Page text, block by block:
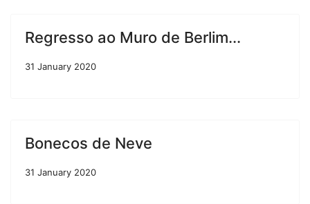
Regresso ao Muro de Berlim...
31 January 2020
Bonecos de Neve
31 January 2020